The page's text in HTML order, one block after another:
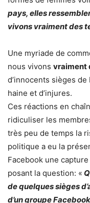
pays, elles
vivons vraiment des
Une myriade de
nous vivons vraiment
d’innocents sièges
haine et d’injures.
Ces réactions en
ridiculiser les
très peu de temps la
politique a eu la
Facebook une
posant la question: «
de quelques sièges
d’un groupe